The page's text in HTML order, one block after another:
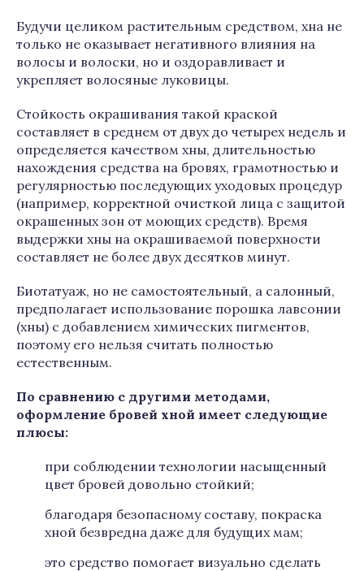
Будучи целиком растительным средством, хна не
только не оказывает негативного влияния на
волосы и волоски, но и оздоравливает и
укрепляет волосяные луковицы.
Стойкость окрашивания такой краской
составляет в среднем от двух до четырех недель и
определяется качеством хны, длительностью
нахождения средства на бровях, грамотностью и
регулярностью последующих уходовых процедур
(например, корректной очисткой лица с защитой
окрашенных зон от моющих средств). Время
выдержки хны на окрашиваемой поверхности
составляет не более двух десятков минут.
Биотатуаж, но не самостоятельный, а салонный,
предполагает использование порошка лавсонии
(хны) с добавлением химических пигментов,
поэтому его нельзя считать полностью
естественным.
По сравнению с другими методами,
оформление бровей хной имеет следующие
плюсы:
при соблюдении технологии насыщенный
цвет бровей довольно стойкий;
благодаря безопасному составу, покраска
хной безвредна даже для будущих мам;
это средство помогает визуально сделать